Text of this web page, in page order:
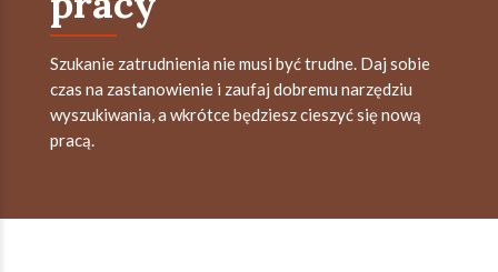
Szukanie zatrudnienia nie musi być trudne. Daj sobie
czas na zastanowienie i zaufaj dobremu narzędziu
wyszukiwania, a wkrótce będziesz cieszyć się nową
pracą.